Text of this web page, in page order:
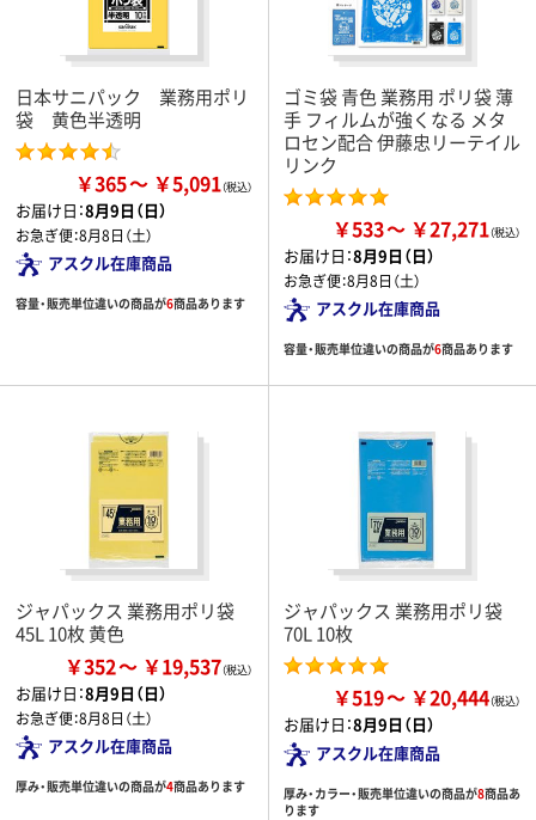
日本サニパック 業務用ポリ
袋 黄色半透明
￥365 ￥5,091
お届け日：8月9日（日）
お急ぎ便：8月8日（土）
アスクル在庫商品
容量・販売単位違いの商品が6商品あります
ゴミ袋 青色 業務用 ポリ袋 薄
手 フィルムが強くなる メタ
ロセン配合 伊藤忠リーテイル
リンク
￥533 ￥27,271
お届け日：8月9日（日）
お急ぎ便：8月8日（土）
アスクル在庫商品
容量・販売単位違いの商品が6商品あります
ジャパックス 業務用ポリ袋
45L 10枚 黄色
￥352 ￥19,537
お届け日：8月9日（日）
お急ぎ便：8月8日（土）
アスクル在庫商品
厚み・販売単位違いの商品が4商品あります
ジャパックス 業務用ポリ袋
70L 10枚
￥519 ￥20,444
お届け日：8月9日（日）
アスクル在庫商品
厚み・カラー・販売単位違いの商品が8商品あ
ります